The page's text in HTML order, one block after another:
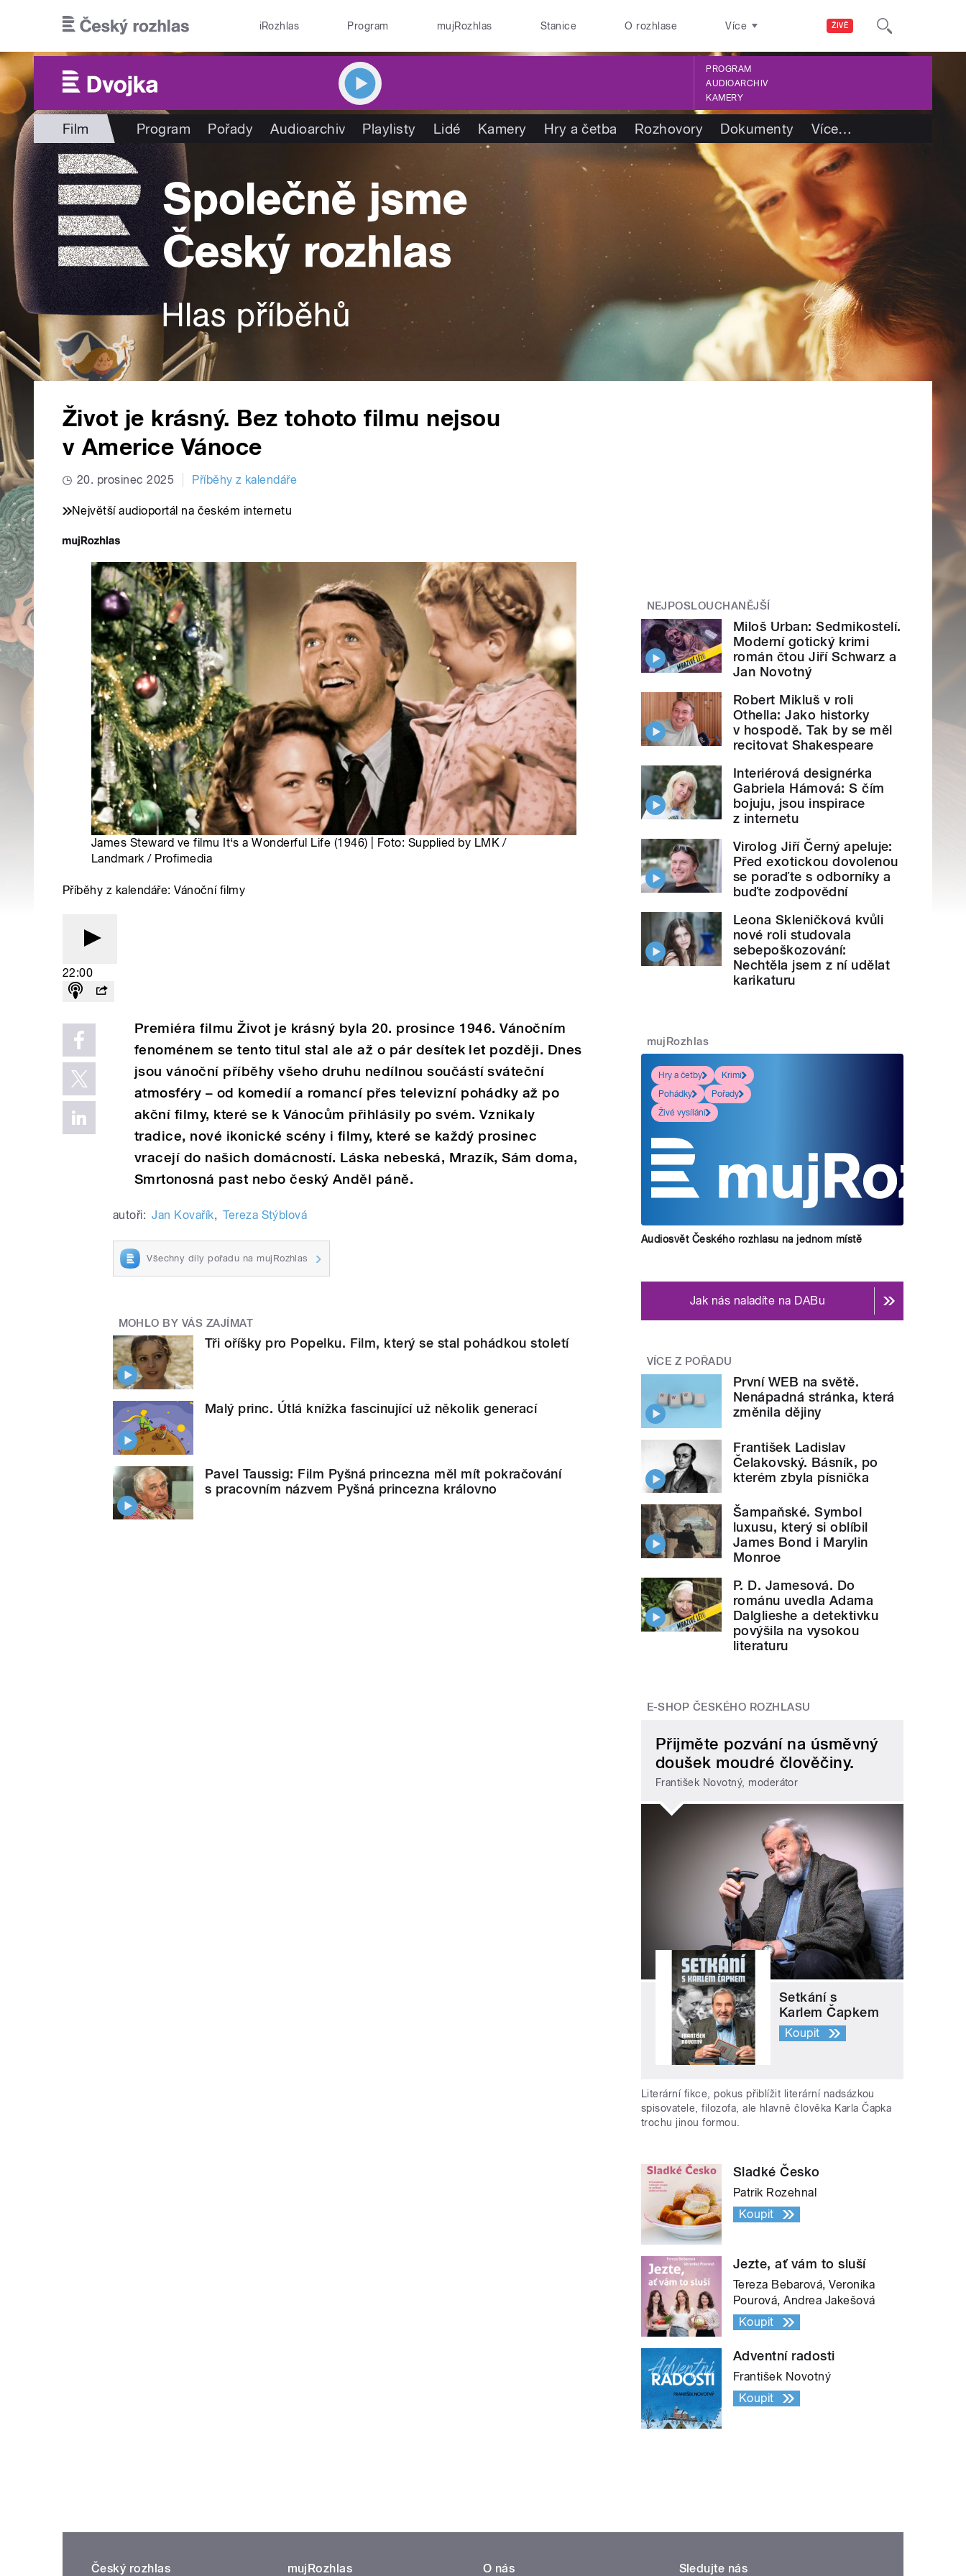
ŽIVĚ
iRozhlas Program mujRozhlas Stanice O rozhlase Více
PROGRAM
AUDIOARCHIV
KAMERY
Film Program Pořady Audioarchiv Playlisty Lidé Kamery Hry a četba Rozhovory Dokumenty Více…
Život je krásný. Bez tohoto filmu nejsou
v Americe Vánoce
20. prosinec 2025 Příběhy z kalendáře
Největší audioportál na českém internetu
James Steward ve filmu It‘s a Wonderful Life (1946) | Foto: Supplied by LMK /
Landmark / Profimedia
Příběhy z kalendáře: Vánoční filmy
22:00
Premiéra filmu Život je krásný byla 20. prosince 1946. Vánočním
fenoménem se tento titul stal ale až o pár desítek let později. Dnes
jsou vánoční příběhy všeho druhu nedílnou součástí sváteční
atmosféry – od komedií a romancí přes televizní pohádky až po
akční filmy, které se k Vánocům přihlásily po svém. Vznikaly
tradice, nové ikonické scény i filmy, které se každý prosinec
vracejí do našich domácností. Láska nebeská, Mrazík, Sám doma,
Smrtonosná past nebo český Anděl páně.
autoři: Jan Kovařík, Tereza Stýblová
Všechny díly pořadu na mujRozhlas
MOHLO BY VÁS ZAJÍMAT
Tři oříšky pro Popelku. Film, který se stal pohádkou století
Malý princ. Útlá knížka fascinující už několik generací
Pavel Taussig: Film Pyšná princezna měl mít pokračování
s pracovním názvem Pyšná princezna královno
NEJPOSLOUCHANĚJŠÍ
Miloš Urban: Sedmikostelí.
Moderní gotický krimi
román čtou Jiří Schwarz a
Jan Novotný
Robert Mikluš v roli
Othella: Jako historky
v hospodě. Tak by se měl
recitovat Shakespeare
Interiérová designérka
Gabriela Hámová: S čím
bojuju, jsou inspirace
z internetu
Virolog Jiří Černý apeluje:
Před exotickou dovolenou
se poraďte s odborníky a
buďte zodpovědní
Leona Skleničková kvůli
nové roli studovala
sebepoškozování:
Nechtěla jsem z ní udělat
karikaturu
mujRozhlas
Hry a četby
Krimi
Pohádky
Pořady
Živé vysílání
Audiosvět Českého rozhlasu na jednom místě
Jak nás naladíte na DABu
VÍCE Z POŘADU
První WEB na světě.
Nenápadná stránka, která
změnila dějiny
František Ladislav
Čelakovský. Básník, po
kterém zbyla písnička
Šampaňské. Symbol
luxusu, který si oblíbil
James Bond i Marylin
Monroe
P. D. Jamesová. Do
románu uvedla Adama
Dalglieshe a detektivku
povýšila na vysokou
literaturu
E-SHOP ČESKÉHO ROZHLASU
Přijměte pozvání na úsměvný
doušek moudré člověčiny.
František Novotný, moderátor
Setkání s
Karlem Čapkem
Koupit
Literární fikce, pokus přiblížit literární nadsázkou
spisovatele, filozofa, ale hlavně člověka Karla Čapka
trochu jinou formou.
Sladké Česko
Patrik Rozehnal
Koupit
Jezte, ať vám to sluší
Tereza Bebarová, Veronika
Pourová, Andrea Jakešová
Koupit
Adventní radosti
František Novotný
Koupit
Český rozhlas mujRozhlas O nás Sledujte nás